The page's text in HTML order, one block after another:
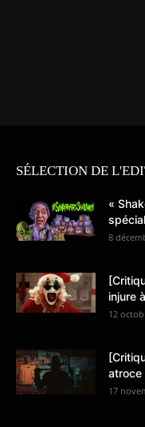
SÉLECTION DE
«
8
injure
12
atroce
17